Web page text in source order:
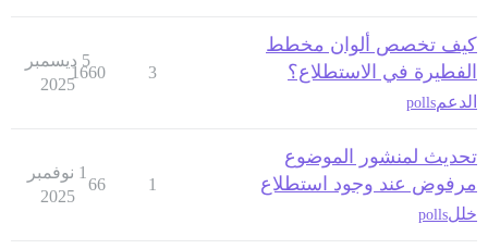
كيف تخصص ألوان مخطط
الفطيرة في الاستطلاع؟
الدعمpolls
3
1660
5 ديسمبر
2025
تحديث لمنشور الموضوع
مرفوض عند وجود استطلاع
خللpolls
1
66
1 نوفمبر
2025